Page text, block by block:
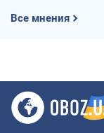
Все мнения